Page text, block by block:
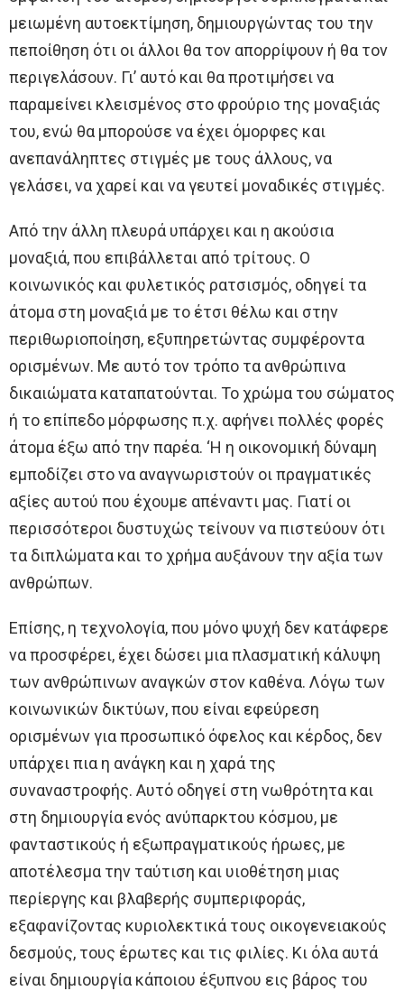
μειωμένη αυτοεκτίμηση, δημιουργώντας του την
πεποίθηση ότι οι άλλοι θα τον απορρίψουν ή θα τον
περιγελάσουν. Γι’ αυτό και θα προτιμήσει να
παραμείνει κλεισμένος στο φρούριο της μοναξιάς
του, ενώ θα μπορούσε να έχει όμορφες και
ανεπανάληπτες στιγμές με τους άλλους, να
γελάσει, να χαρεί και να γευτεί μοναδικές στιγμές.
Από την άλλη πλευρά υπάρχει και η ακούσια
μοναξιά, που επιβάλλεται από τρίτους. Ο
κοινωνικός και φυλετικός ρατσισμός, οδηγεί τα
άτομα στη μοναξιά με το έτσι θέλω και στην
περιθωριοποίηση, εξυπηρετώντας συμφέροντα
ορισμένων. Με αυτό τον τρόπο τα ανθρώπινα
δικαιώματα καταπατούνται. Το χρώμα του σώματος
ή το επίπεδο μόρφωσης π.χ. αφήνει πολλές φορές
άτομα έξω από την παρέα. ‘Η η οικονομική δύναμη
εμποδίζει στο να αναγνωριστούν οι πραγματικές
αξίες αυτού που έχουμε απέναντι μας. Γιατί οι
περισσότεροι δυστυχώς τείνουν να πιστεύουν ότι
τα διπλώματα και το χρήμα αυξάνουν την αξία των
ανθρώπων.
Επίσης, η τεχνολογία, που μόνο ψυχή δεν κατάφερε
να προσφέρει, έχει δώσει μια πλασματική κάλυψη
των ανθρώπινων αναγκών στον καθένα. Λόγω των
κοινωνικών δικτύων, που είναι εφεύρεση
ορισμένων για προσωπικό όφελος και κέρδος, δεν
υπάρχει πια η ανάγκη και η χαρά της
συναναστροφής. Αυτό οδηγεί στη νωθρότητα και
στη δημιουργία ενός ανύπαρκτου κόσμου, με
φανταστικούς ή εξωπραγματικούς ήρωες, με
αποτέλεσμα την ταύτιση και υιοθέτηση μιας
περίεργης και βλαβερής συμπεριφοράς,
εξαφανίζοντας κυριολεκτικά τους οικογενειακούς
δεσμούς, τους έρωτες και τις φιλίες. Κι όλα αυτά
είναι δημιουργία κάποιου έξυπνου εις βάρος του